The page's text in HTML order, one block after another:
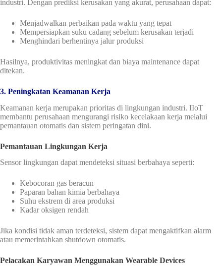
industri. Dengan prediksi kerusakan yang akurat, perusahaan dapat:
Menjadwalkan perbaikan pada waktu yang tepat
Mempersiapkan suku cadang sebelum kerusakan terjadi
Menghindari berhentinya jalur produksi
Hasilnya, produktivitas meningkat dan biaya maintenance dapat
ditekan.
3. Peningkatan Keamanan Kerja
Keamanan kerja merupakan prioritas di lingkungan industri. IIoT
membantu perusahaan mengurangi risiko kecelakaan kerja melalui
pemantauan otomatis dan sistem peringatan dini.
Pemantauan Lingkungan Kerja
Sensor lingkungan dapat mendeteksi situasi berbahaya seperti:
Kebocoran gas beracun
Paparan bahan kimia berbahaya
Suhu ekstrem di area produksi
Kadar oksigen rendah
Jika kondisi tidak aman terdeteksi, sistem dapat mengaktifkan alarm
atau memerintahkan shutdown otomatis.
Pelacakan Karyawan Menggunakan Wearable Devices